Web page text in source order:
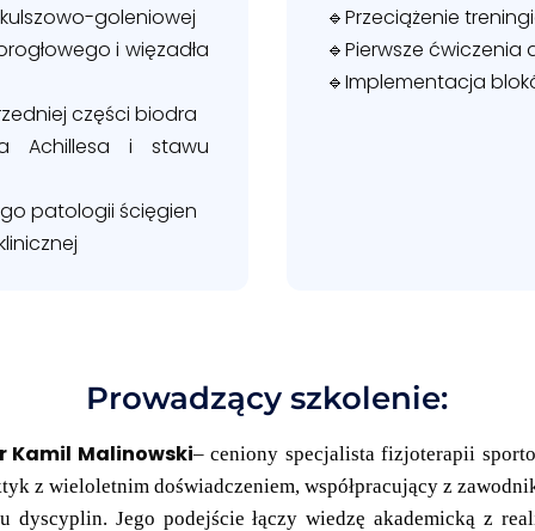
goleniowej
i więzadła
części biodra
Achillesa i stawu
patologii ścięgien
🔹Przeciążenie
🔹Pierwsze
🔹Implementacja
Prowadzący szkolenie:
Kamil Malinowski– ceniony specjalista fizjoterapii
z wieloletnim doświadczeniem, współpracujący z
dyscyplin. Jego podejście łączy wiedzę akademicką z